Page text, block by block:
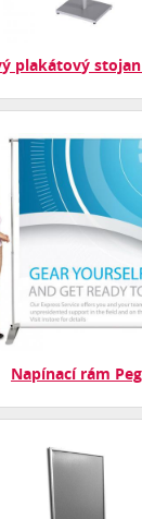
plakátový
Napínací rám